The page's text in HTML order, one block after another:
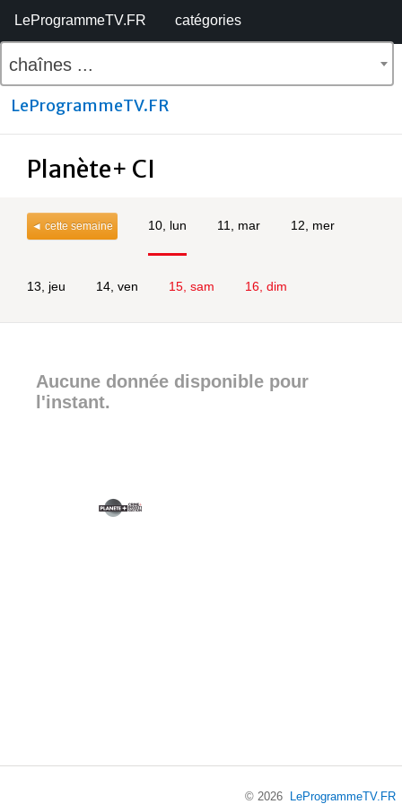
LeProgrammeTV.FR catégories
chaînes ...
LeProgrammeTV.FR
Planète+ CI
◄ cette semaine 10, lun 11, mar 12, mer
13, jeu 14, ven 15, sam 16, dim
Aucune donnée disponible pour
l'instant.
© 2026 LeProgrammeTV.FR